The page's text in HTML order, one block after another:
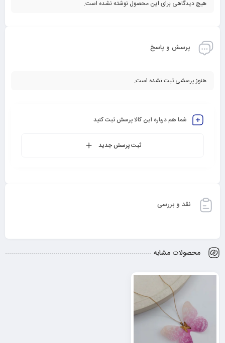
هیچ دیدگاهی برای این محصول نوشته نشده است.
پرسش و پاسخ
هنوز پرسشی ثبت نشده است.
شما هم درباره این کالا پرسش ثبت کنید
ثبت پرسش جدید
نقد و بررسی
محصولات مشابه